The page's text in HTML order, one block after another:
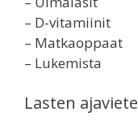
– D-vitamiinit
– Matkaoppaat
– Lukemista
Lasten ajaviete